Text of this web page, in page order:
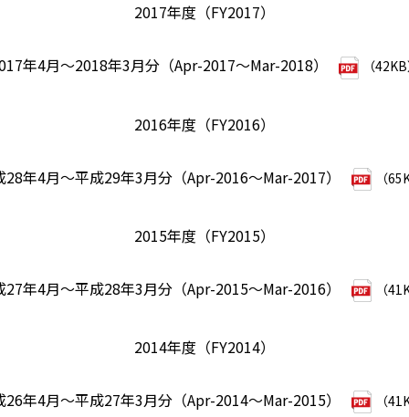
2017年度（FY2017）
年4月～2018年3月分（Apr-2017～Mar-2018） （
2016年度（FY2016）
28年4月～平成29年3月分（Apr-2016～Mar-2017） （
2015年度（FY2015）
27年4月～平成28年3月分（Apr-2015～Mar-2016） （
2014年度（FY2014）
26年4月～平成27年3月分（Apr-2014～Mar-2015） （